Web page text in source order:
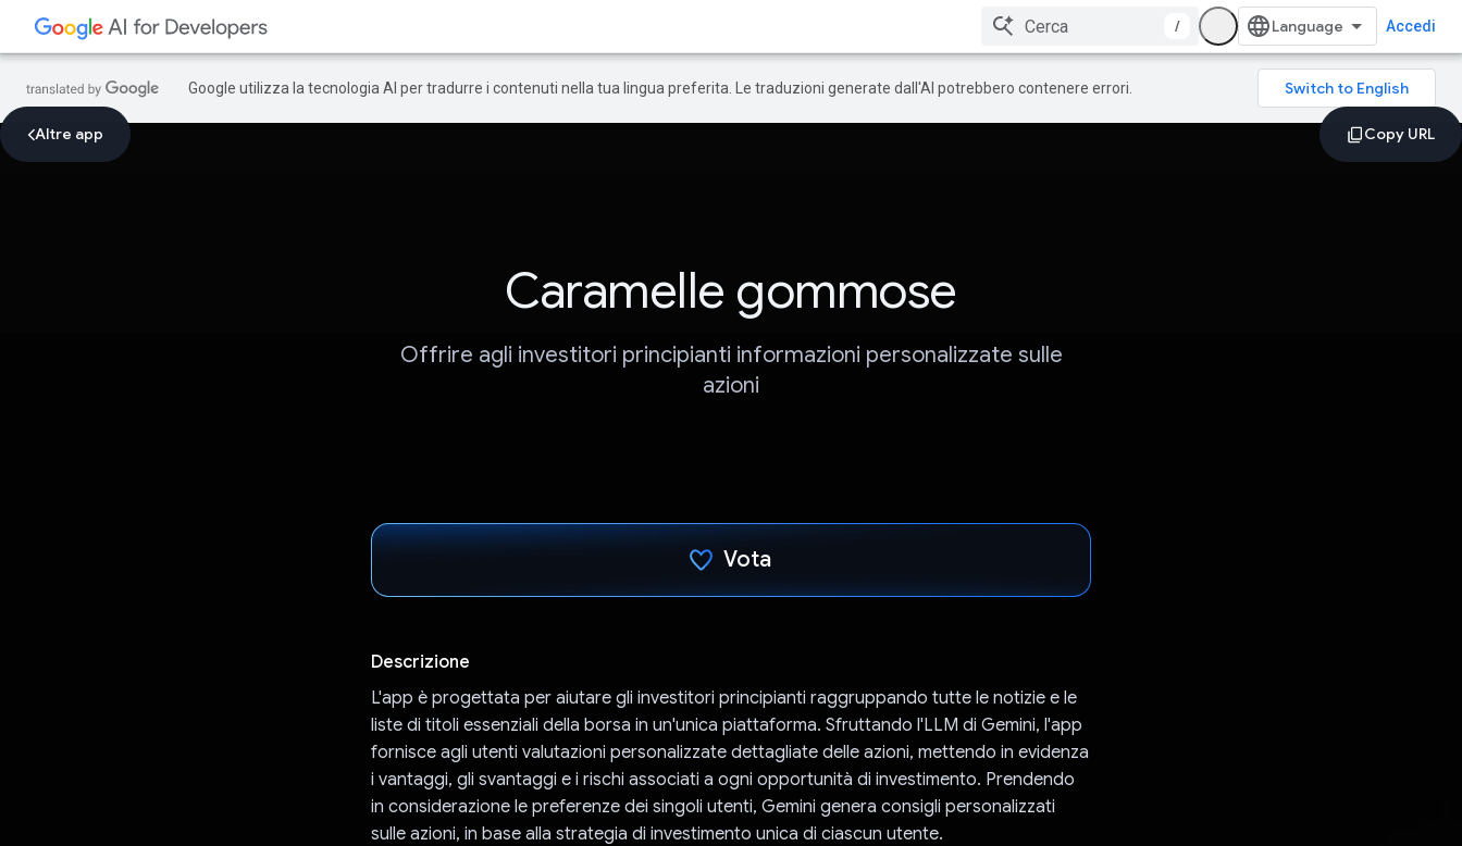
/ Accedi
Google utilizza la tecnologia AI per tradurre i contenuti nella tua lingua preferita. Le traduzioni generate dall'AI potrebbero contenere errori.
Altre app
Caramelle gommose
Offrire agli investitori principianti informazioni personalizzate sulle
azioni
Vota
Descrizione
L'app è progettata per aiutare gli investitori principianti raggruppando tutte le notizie e le
liste di titoli essenziali della borsa in un'unica piattaforma. Sfruttando l'LLM di Gemini, l'app
fornisce agli utenti valutazioni personalizzate dettagliate delle azioni, mettendo in evidenza
i vantaggi, gli svantaggi e i rischi associati a ogni opportunità di investimento. Prendendo
in considerazione le preferenze dei singoli utenti, Gemini genera consigli personalizzati
sulle azioni, in base alla strategia di investimento unica di ciascun utente.